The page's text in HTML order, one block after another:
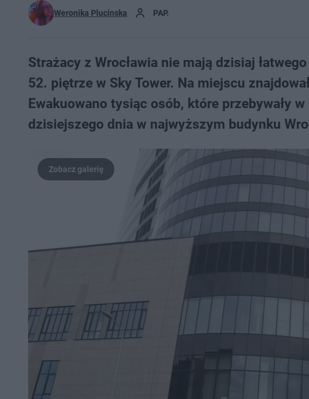
Weronika Plucinska PAP.
Strażacy z Wrocławia nie mają dzisiaj
52. piętrze w Sky Tower. Na miejscu
Ewakuowano tysiąc osób, które przebywały
dzisiejszego dnia w najwyższym budynku